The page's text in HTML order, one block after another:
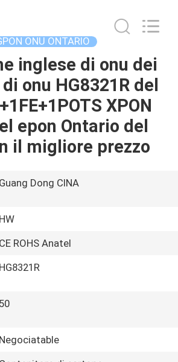
ONU ONTARIO
inglese di onu dei
onu HG8321R del
XPON
epon Ontario del
il migliore prezzo
Guang Dong CINA
HW
CE ROHS Anatel
HG8321R
50
Negociatable